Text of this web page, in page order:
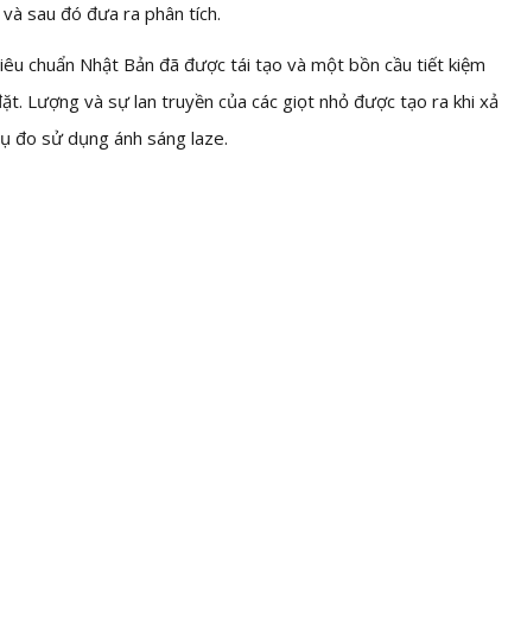
sau đó đưa ra phân tích.
chuẩn Nhật Bản đã được tái tạo và một bồn cầu tiết kiệm
Lượng và sự lan truyền của các giọt nhỏ được tạo ra khi xả
đo sử dụng ánh sáng laze.